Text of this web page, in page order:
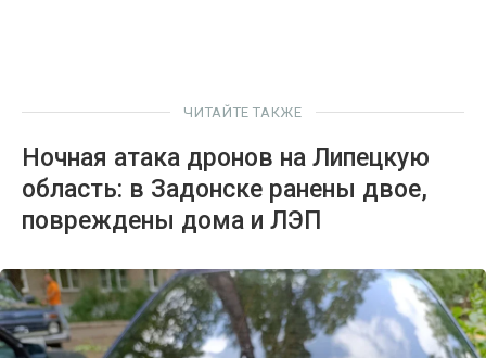
ЧИТАЙТЕ ТАКЖЕ
Ночная атака дронов на Липецкую
область: в Задонске ранены двое,
повреждены дома и ЛЭП